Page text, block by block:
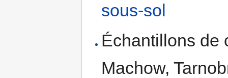
sous-sol
Échantillons de
Machow,